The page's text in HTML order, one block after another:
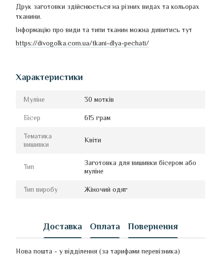
Друк заготовки здійснюється на різних видах та кольорах
тканини.
Інформацію про види та типи тканин можна дивитись тут
https://divogolka.com.ua/tkani-dlya-pechati/
Характеристики
Муліне 30 мотків
Бісер 615 грам
Тематика
вишивки
Квіти
Тип
Заготовка для вишивки бісером або
муліне
Тип виробу Жіночий одяг
Доставка Оплата Повернення
Нова пошта - у відділення (за тарифами перевізника)